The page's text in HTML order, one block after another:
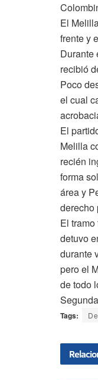
El
frente y
Durante
recibió
Poco
el cual
El
Melilla
recién
forma
área y
derecho
El
detuvo
durante
pero el
de todo
Tags: